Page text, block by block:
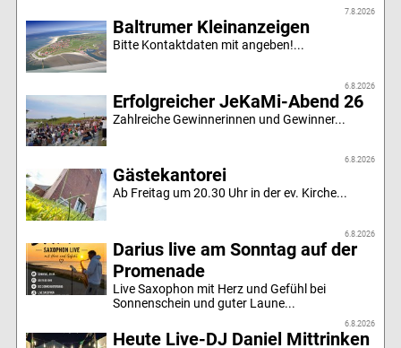
7.8.2026
Baltrumer Kleinanzeigen
Bitte Kontaktdaten mit angeben!...
6.8.2026
Erfolgreicher JeKaMi-Abend 26
Zahlreiche Gewinnerinnen und Gewinner...
6.8.2026
Gästekantorei
Ab Freitag um 20.30 Uhr in der ev. Kirche...
6.8.2026
Darius live am Sonntag auf der
Promenade
Live Saxophon mit Herz und Gefühl bei
Sonnenschein und guter Laune...
6.8.2026
Heute Live-DJ Daniel Mittrinken